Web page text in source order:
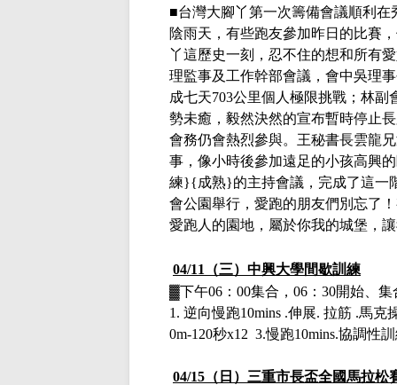
■台灣大腳丫第一次籌備會議順利在
陰雨天，有些跑友參加昨日的比賽
丫這歷史一刻，忍不住的想和所有
理監事及工作幹部會議，會中吳理
成七天703公里個人極限挑戰；林副
勢未癒，毅然決然的宣布暫時停止
會務仍會熱烈參與。王秘書長雲龍
事，像小時後參加遠足的小孩高興
練}{成熟}的主持會議，完成了這一
會公園舉行，愛跑的朋友們別忘了
愛跑人的園地，屬於你我的城堡，
04/11（三） 中興大學間歇訓練
▓下午06：00集合，06：30開始、
1. 逆向慢跑10mins .伸展. 拉筋 .馬克
0m-120秒x12 3.慢跑10mins.協調性
04/15（日） 三重市長盃全國馬拉松